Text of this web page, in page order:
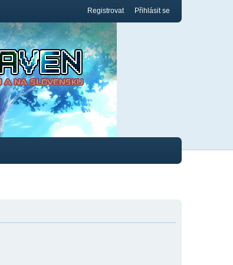
Registrovat Přihlásit se